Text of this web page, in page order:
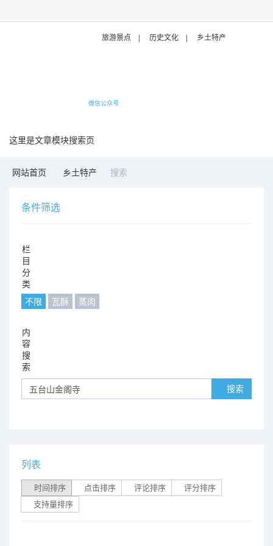
旅游景点 | 历史文化 | 乡土特产
微信公众号
这里是文章模块搜索页
网站首页 乡土特产 搜索
条件筛选
栏
目
分
类
不限
瓦酥 蒸肉
内
容
搜
索
搜索
列表
时间排序 点击排序 评论排序
评分排序
支持量排序